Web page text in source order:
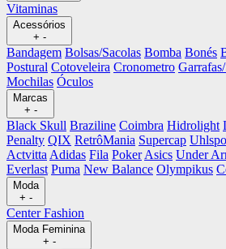
Vitaminas
Acessórios
+ -
Bandagem Bolsas/Sacolas Bomba Bonés
Postural Cotoveleira Cronometro
Mochilas Óculos
Marcas
+ -
Black Skull Braziline Coimbra Hidrolight
Penalty QIX RetrôMania Supercap
Actvitta Adidas Fila Poker Asics Under
Everlast Puma New Balance Olympikus
Moda
+ -
Center Fashion
Moda Feminina
+ -